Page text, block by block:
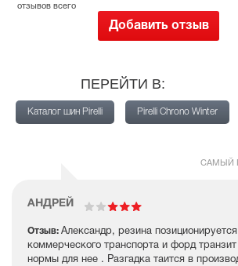
отзывов всего
Добавить отзыв
ПЕРЕЙТИ В:
Каталог шин Pirelli Pirelli Chrono Winter
САМЫЙ
АНДРЕЙ
Отзыв: Александр, резина
коммерческого транспорта и форд
нормы для нее . Разгадка таится в